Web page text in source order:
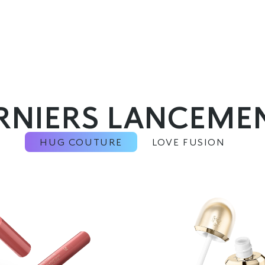
HUG COUTURE LOVE FUSION